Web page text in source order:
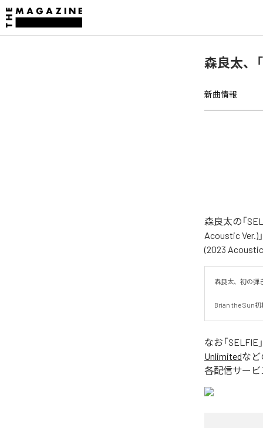
森良太、
新曲情報
森良太の「
Acoustic Ver.)
(2023
森良太、初の弾
Brian the Sun初
なお「SELFIE
Unlimitedな
各配信サービ